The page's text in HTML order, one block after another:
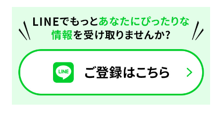
the
top
page.
However,
if
use